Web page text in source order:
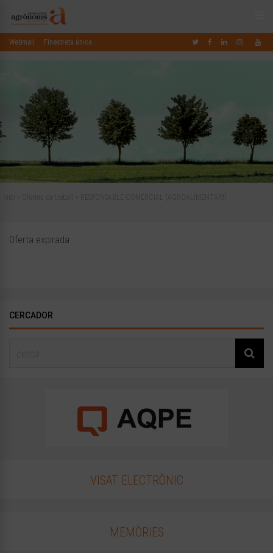
Webmail Finestreta única
Oferta expirada
CERCADOR
VISAT ELECTRÒNIC
MEMÒRIES